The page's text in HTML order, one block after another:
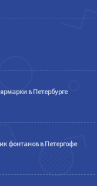
в Петербурге
фонтанов в Петергофе